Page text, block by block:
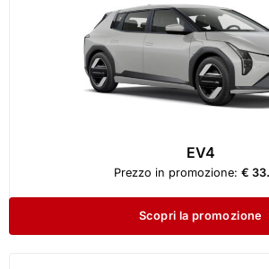
EV4
Prezzo in promozione: €
Scopri la promozione